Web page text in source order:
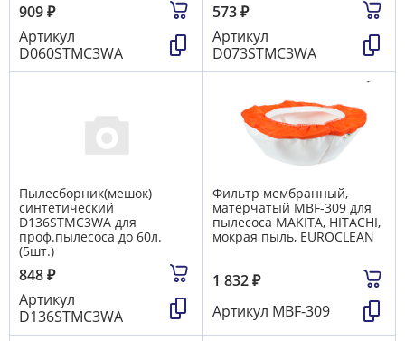
909₽
Артикул
D060STMC3WA
573₽
Артикул
D073STMC3WA
Пылесборник(мешок)
синтетический
D136STMC3WA для
проф.пылесоса до 60л.
(5шт.)
848₽
Артикул
D136STMC3WA
Фильтр мембранный,
матерчатый MBF-309 для
пылесоса MAKITA, HITACHI,
мокрая пыль, EUROCLEAN
1 832₽
Артикул MBF-309